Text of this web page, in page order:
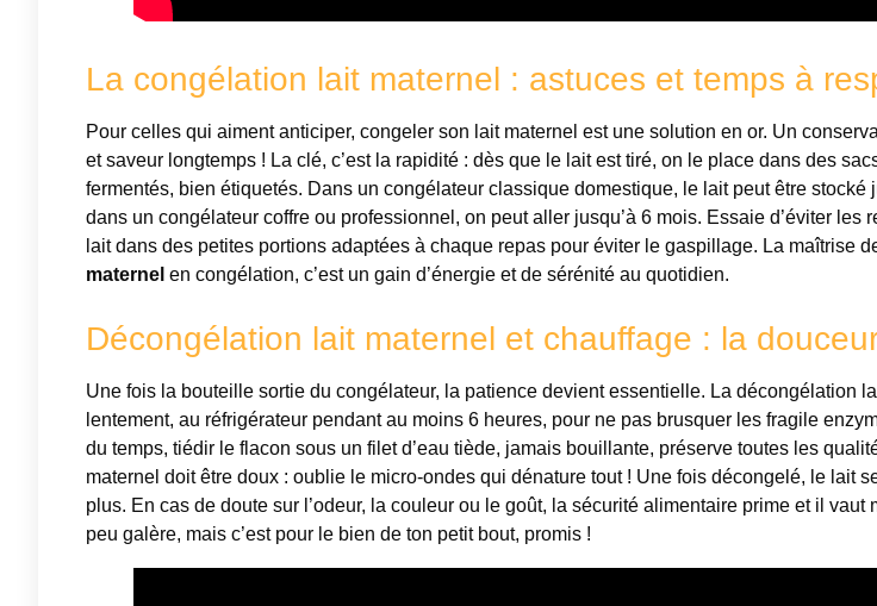
La congélation lait maternel : astuces et temps à
Pour celles qui aiment anticiper, congeler son lait maternel est une solution en or. Un
et saveur longtemps ! La clé, c’est la rapidité : dès que le lait est tiré, on le place dans des
fermentés, bien étiquetés. Dans un congélateur classique domestique, le lait peut être stocké
dans un congélateur coffre ou professionnel, on peut aller jusqu’à 6 mois. Essaie d’éviter les
lait dans des petites portions adaptées à chaque repas pour éviter le gaspillage. La maîtrise
maternel en congélation, c’est un gain d’énergie et de sérénité au quotidien.
Décongélation lait maternel et chauffage : la
Une fois la bouteille sortie du congélateur, la patience devient essentielle. La décongélation
lentement, au réfrigérateur pendant au moins 6 heures, pour ne pas brusquer les fragile
du temps, tiédir le flacon sous un filet d’eau tiède, jamais bouillante, préserve toutes les
maternel doit être doux : oublie le micro-ondes qui dénature tout ! Une fois décongelé, le lait
plus. En cas de doute sur l’odeur, la couleur ou le goût, la sécurité alimentaire prime et il vaut
peu galère, mais c’est pour le bien de ton petit bout, promis !